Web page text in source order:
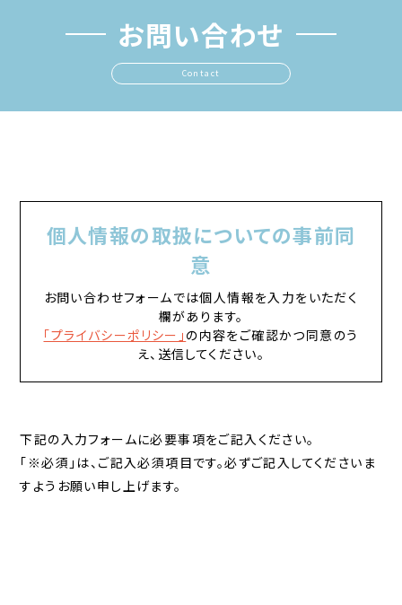
お問い合わせ
Contact
個人情報の取扱についての事前同
意
お問い合わせフォームでは個人情報を入力をいただく
欄があります。
「プライバシーポリシー」 の内容をご確認かつ同意のう
え、送信してください。
下記の入力フォームに必要事項をご記入ください。
「※必須」は、ご記入必須項目です。必ずご記入してくださいま
すようお願い申し上げます。